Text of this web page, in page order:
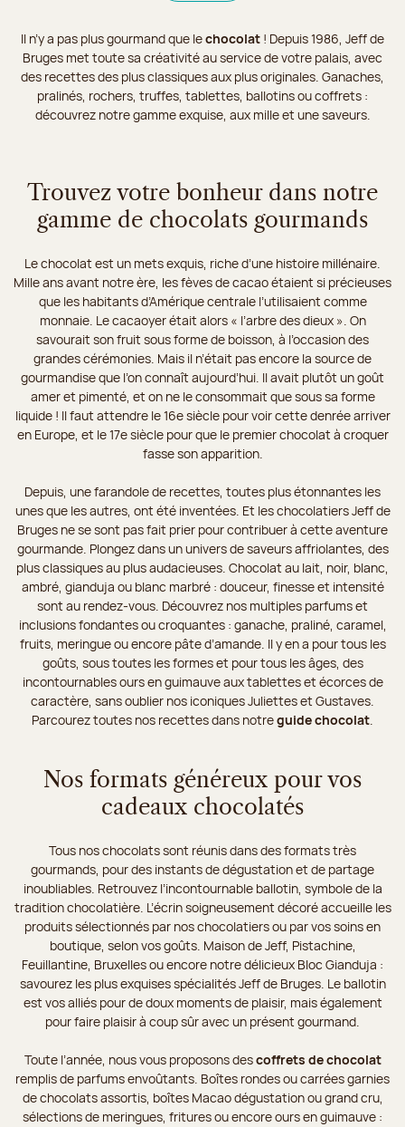
Il n’y a pas plus gourmand que lechocolat ! Depuis 1986, Jeff de
Bruges met toute sa créativité au service de votre palais, avec
des recettes des plus classiques aux plus originales. Ganaches,
pralinés, rochers, truffes, tablettes, ballotins ou coffrets :
découvrez notre gamme exquise, aux mille et une saveurs.
Trouvez votre bonheur dans notre
gamme de chocolats gourmands
Le chocolat est un mets exquis, riche d’une histoire millénaire.
Mille ans avant notre ère, les fèves de cacao étaient si précieuses
que les habitants d’Amérique centrale l’utilisaient comme
monnaie. Le cacaoyer était alors « l’arbre des dieux ». On
savourait son fruit sous forme de boisson, à l’occasion des
grandes cérémonies. Mais il n’était pas encore la source de
gourmandise que l’on connaît aujourd’hui. Il avait plutôt un goût
amer et pimenté, et on ne le consommait que sous sa forme
liquide ! Il faut attendre le 16e siècle pour voir cette denrée arriver
en Europe, et le 17e siècle pour que le premier chocolat à croquer
fasse son apparition.
Depuis, une farandole de recettes, toutes plus étonnantes les
unes que les autres, ont été inventées. Et les chocolatiers Jeff de
Bruges ne se sont pas fait prier pour contribuer à cette aventure
gourmande. Plongez dans un univers de saveurs affriolantes, des
plus classiques au plus audacieuses. Chocolat au lait, noir, blanc,
ambré, gianduja ou blanc marbré : douceur, finesse et intensité
sont au rendez-vous. Découvrez nos multiples parfums et
inclusions fondantes ou croquantes : ganache, praliné, caramel,
fruits, meringue ou encore pâte d’amande. Il y en a pour tous les
goûts, sous toutes les formes et pour tous les âges, des
incontournables ours en guimauve aux tablettes et écorces de
caractère, sans oublier nos iconiques Juliettes et Gustaves.
Parcourez toutes nos recettes dans notreguide chocolat
Nos formats généreux pour vos
cadeaux chocolatés
Tous nos chocolats sont réunis dans des formats très
gourmands, pour des instants de dégustation et de partage
inoubliables. Retrouvez l’incontournable ballotin, symbole de la
tradition chocolatière. L’écrin soigneusement décoré accueille les
produits sélectionnés par nos chocolatiers ou par vos soins en
boutique, selon vos goûts. Maison de Jeff, Pistachine,
Feuillantine, Bruxelles ou encore notre délicieux Bloc Gianduja :
savourez les plus exquises spécialités Jeff de Bruges. Le ballotin
est vos alliés pour de doux moments de plaisir, mais également
pour faire plaisir à coup sûr avec un présent gourmand.
Toute l’année, nous vous proposons descoffrets de chocolat
remplis de parfums envoûtants. Boîtes rondes ou carrées garnies
de chocolats assortis, boîtes Macao dégustation ou grand cru,
sélections de meringues, fritures ou encore ours en guimauve :